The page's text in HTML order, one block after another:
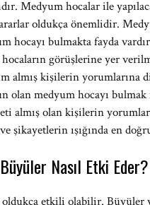
Medyum hocalar ile
oldukça önemlidir.
hocayı bulmakta fayda
görüşlerine yer
almış kişilerin
olan medyum hocayı
almış olan kişilerin
şikayetlerin ışığında en
Nasıl Etki Eder?
etkili olabilir. Büyüler